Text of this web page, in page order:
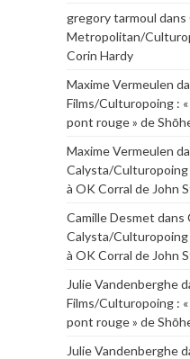
gregory tarmoul dans
Metropolitan/
Corin Hardy
Maxime Vermeulen
Films/Culturopoing :
pont rouge » de
Maxime Vermeulen
Calysta/
à OK Corral de John
Camille Desmet dans
Calysta/
à OK Corral de John
Julie Vandenberghe
Films/Culturopoing :
pont rouge » de
Julie Vandenberghe